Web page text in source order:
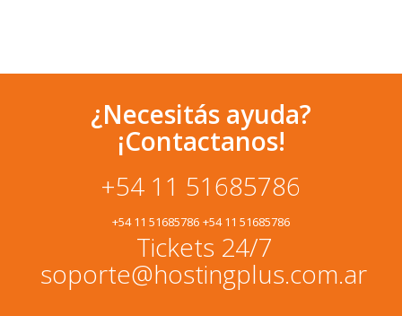
¿Necesitás ayuda?
¡Contactanos!
+54 11 51685786
+54 11 51685786 +54 11 51685786
Tickets 24/7
soporte@hostingplus.com.ar